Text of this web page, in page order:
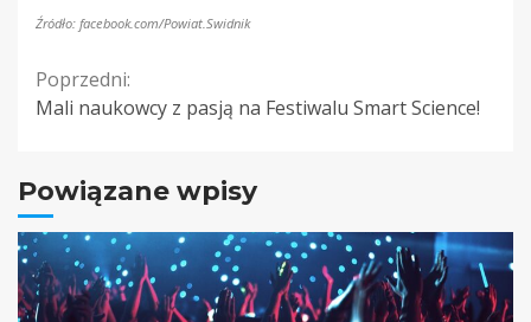
Źródło: facebook.com/Powiat.Swidnik
Continue
Reading
Poprzedni:
Mali naukowcy z pasją na Festiwalu Smart Science!
Powiązane wpisy